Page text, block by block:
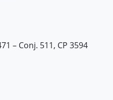
– Conj. 511, CP 3594